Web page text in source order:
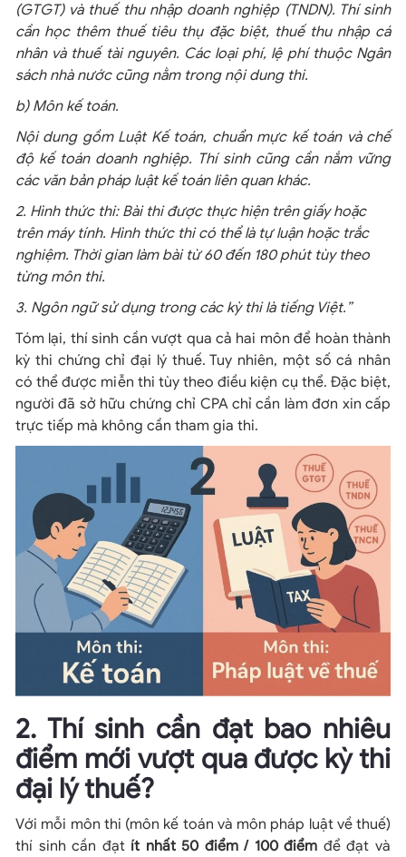
(GTGT) và thuế thu nhập doanh nghiệp (TNDN). Thí sinh
cần học thêm thuế tiêu thụ đặc biệt, thuế thu nhập cá
nhân và thuế tài nguyên. Các loại phí, lệ phí thuộc Ngân
sách nhà nước cũng nằm trong nội dung thi.
b) Môn kế toán.
Nội dung gồm Luật Kế toán, chuẩn mực kế toán và chế
độ kế toán doanh nghiệp. Thí sinh cũng cần nắm vững
các văn bản pháp luật kế toán liên quan khác.
2. Hình thức thi: Bài thi được thực hiện trên giấy hoặc
trên máy tính. Hình thức thi có thể là tự luận hoặc trắc
nghiệm. Thời gian làm bài từ 60 đến 180 phút tùy theo
từng môn thi.
3. Ngôn ngữ sử dụng trong các kỳ thi là tiếng Việt.”
Tóm lại, thí sinh cần vượt qua cả hai môn để hoàn thành
kỳ thi chứng chỉ đại lý thuế. Tuy nhiên, một số cá nhân
có thể được miễn thi tùy theo điều kiện cụ thể. Đặc biệt,
người đã sở hữu chứng chỉ CPA chỉ cần làm đơn xin cấp
trực tiếp mà không cần tham gia thi.
2. Thí sinh cần đạt bao nhiêu
điểm mới vượt qua được kỳ thi
đại lý thuế?
Với mỗi môn thi (môn kế toán và môn pháp luật về thuế)
thí sinh cần đạt ít nhất 50 điểm / 100 điểm để đạt và